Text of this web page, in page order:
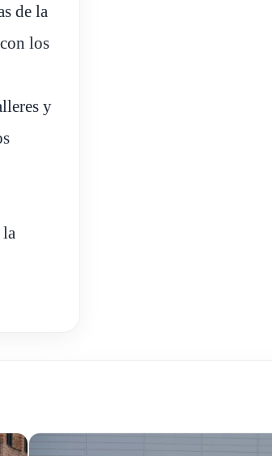
de la
los
y
la